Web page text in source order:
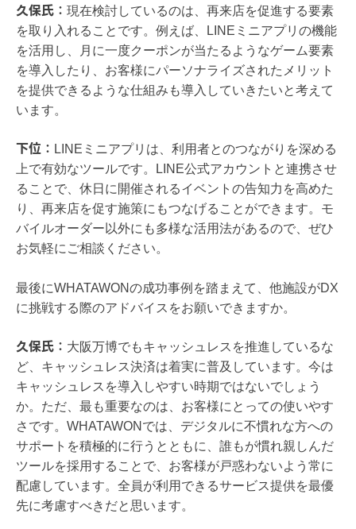
久保氏： 現在検討しているのは、再来店を促進する要素
を取り入れることです。例えば、LINEミニアプリの機能
を活用し、月に一度クーポンが当たるようなゲーム要素
を導入したり、お客様にパーソナライズされたメリット
を提供できるような仕組みも導入していきたいと考えて
います。
下位： LINEミニアプリは、利用者とのつながりを深める
上で有効なツールです。LINE公式アカウントと連携させ
ることで、休日に開催されるイベントの告知力を高めた
り、再来店を促す施策にもつなげることができます。モ
バイルオーダー以外にも多様な活用法があるので、ぜひ
お気軽にご相談ください。
最後にWHATAWONの成功事例を踏まえて、他施設がDX
に挑戦する際のアドバイスをお願いできますか。
久保氏： 大阪万博でもキャッシュレスを推進しているな
ど、キャッシュレス決済は着実に普及しています。今は
キャッシュレスを導入しやすい時期ではないでしょう
か。ただ、最も重要なのは、お客様にとっての使いやす
さです。WHATAWONでは、デジタルに不慣れな方への
サポートを積極的に行うとともに、誰もが慣れ親しんだ
ツールを採用することで、お客様が戸惑わないよう常に
配慮しています。全員が利用できるサービス提供を最優
先に考慮すべきだと思います。